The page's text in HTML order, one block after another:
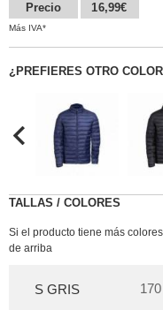
Precio
16,99€
Más IVA*
¿PREFIERES OTRO
TALLAS / COLORES
Si el producto tiene más
de arriba
S GRIS 170